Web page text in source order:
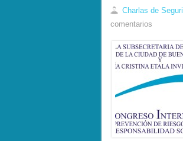
Charlas de
comentarios